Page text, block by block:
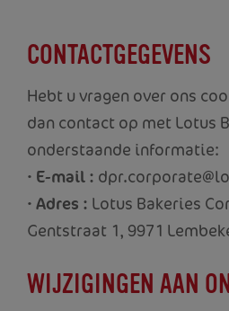
CONTACTGEGEVENS
Hebt u vragen over ons
dan contact op met Lotus
onderstaande informatie:
• E-mail :
• Adres : Lotus Bakeries
Gentstraat 1, 9971
WIJZIGINGEN AAN